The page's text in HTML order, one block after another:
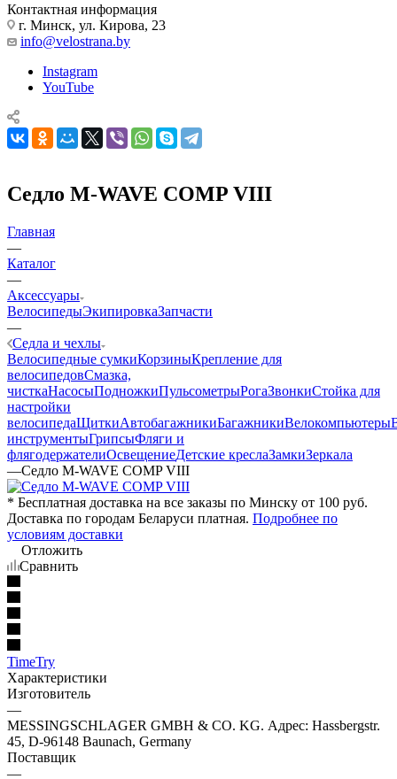
Контактная информация
г. Минск, ул. Кирова, 23
info@velostrana.by
Instagram
YouTube
Седло M-WAVE COMP VIII
Главная
—
Каталог
—
Аксессуары
ВелосипедыЭкипировкаЗапчасти
—
Седла и чехлы
Велосипедные сумкиКорзиныКрепление для
велосипедовСмазка,
чисткаНасосыПодножкиПульсометрыРогаЗвонкиСтойка для
настройки
велосипедаЩиткиАвтобагажникиБагажникиВелокомпьютеры
инструментыГрипсыФляги и
флягодержателиОсвещениеДетские креслаЗамкиЗеркала
—Седло M-WAVE COMP VIII
* Бесплатная доставка на все заказы по Минску от 100 руб.
Доставка по городам Беларуси платная. Подробнее по
условиям доставки
Отложить
Сравнить
TimeTry
Характеристики
Изготовитель
—
MESSINGSCHLAGER GMBH & CO. KG. Адрес: Hassbergstr.
45, D-96148 Baunach, Germany
Поставщик
—